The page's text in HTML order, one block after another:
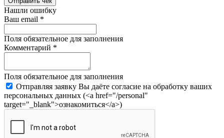
Нашли ошибку
Ваш email *
Поля обязательное для заполнения
Комментарий *
Поля обязательное для заполнения
Отправляя заявку Вы даёте согласие на обработку ваших
персональных данных (<a href="/personal"
target="_blank">ознакомиться</a>)